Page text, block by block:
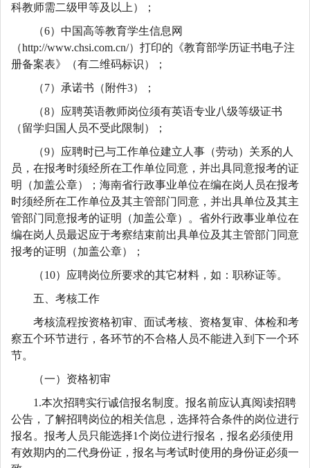
科教师需二级甲等及以上）；
（6）中国高等教育学生信息网
（http://www.chsi.com.cn/）打印的《教育部学历证书电子注
册备案表》（有二维码标识）；
（7）承诺书（附件3）；
（8）应聘英语教师岗位须有英语专业八级等级证书
（留学归国人员不受此限制）；
（9）应聘时已与工作单位建立人事（劳动）关系的人
员，在报考时须经所在工作单位同意，并出具同意报考的证
明（加盖公章）；海南省行政事业单位在编在岗人员在报考
时须经所在工作单位及其主管部门同意，并出具单位及其主
管部门同意报考的证明（加盖公章）。省外行政事业单位在
编在岗人员最迟应于考察结束前出具单位及其主管部门同意
报考的证明（加盖公章）；
（10）应聘岗位所要求的其它材料，如：职称证等。
五、考核工作
考核流程按资格初审、面试考核、资格复审、体检和考
察五个环节进行，各环节的不合格人员不能进入到下一个环
节。
（一）资格初审
1.本次招聘实行诚信报名制度。报名前应认真阅读招聘
公告，了解招聘岗位的相关信息，选择符合条件的岗位进行
报名。报考人员只能选择1个岗位进行报名，报名必须使用
有效期内的二代身份证，报名与考试时使用的身份证必须一